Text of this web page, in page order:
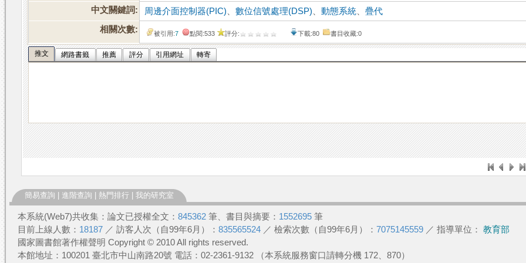
中文關鍵詞: 周邊介面控制器(PIC) 、數位信號處理(DSP) 、動態系統 、疊代
相關次數:
被引用:7 點閱:533 評分: 下載:80 書目收藏:0
推文 網路書籤 推薦 評分 引用網址 轉寄
簡易查詢 進階查詢 熱門排行 我的研究室
本系統(Web7)共收集：論文已授權全文： 845362 筆、書目與摘要： 1552695 筆
目前上線人數： 18187 ／ 訪客人次（自99年6月）： 835565524 ／ 檢索次數（自99年6月）： 7075145559 ／ 指導單位： 教育部
國家圖書館著作權聲明 Copyright © 2010 All rights reserved.
本館地址：100201 臺北市中山南路20號 電話：02-2361-9132 （本系統服務窗口請轉分機 172、870）